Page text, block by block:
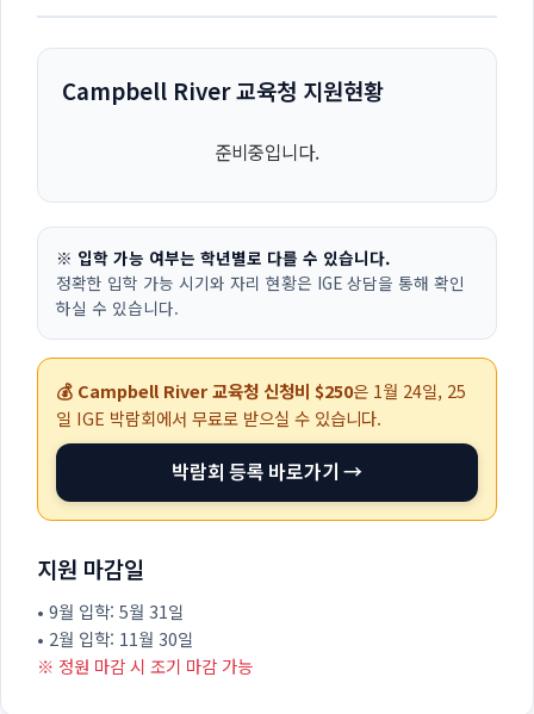
Campbell River 교육청 지원현황
준비중입니다.
※ 입학 가능 여부는 학년별로 다를 수 있습니다.
정확한 입학 가능 시기와 자리 현황은 IGE 상담을 통해 확인
하실 수 있습니다.
💰 Campbell River 교육청 신청비 $250은 1월 24일, 25
일 IGE 박람회에서 무료로 받으실 수 있습니다.
박람회 등록 바로가기 →
지원 마감일
• 9월 입학: 5월 31일
• 2월 입학: 11월 30일
※ 정원 마감 시 조기 마감 가능